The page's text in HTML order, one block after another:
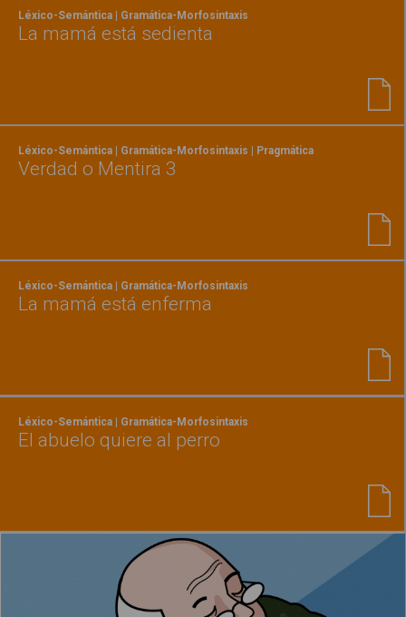
Léxico-Semántica | Gramática-Morfosintaxis
La mamá está sedienta
Léxico-Semántica | Gramática-Morfosintaxis | Pragmática
Verdad o Mentira 3
Léxico-Semántica | Gramática-Morfosintaxis
La mamá está enferma
Léxico-Semántica | Gramática-Morfosintaxis
El abuelo quiere al perro